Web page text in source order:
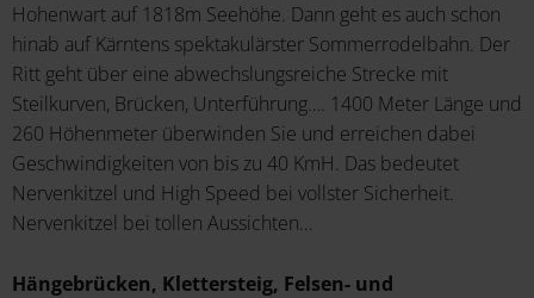
Hohenwart auf 1818m Seehöhe. Dann geht es auch schon
hinab auf Kärntens spektakulärster Sommerrodelbahn. Der
Ritt geht über eine abwechslungsreiche Strecke mit
Steilkurven, Brücken, Unterführung…. 1400 Meter Länge und
260 Höhenmeter überwinden Sie und erreichen dabei
Geschwindigkeiten von bis zu 40 KmH. Das bedeutet
Nervenkitzel und High Speed bei vollster Sicherheit.
Nervenkitzel bei tollen Aussichten…
Hängebrücken, Klettersteig, Felsen- und